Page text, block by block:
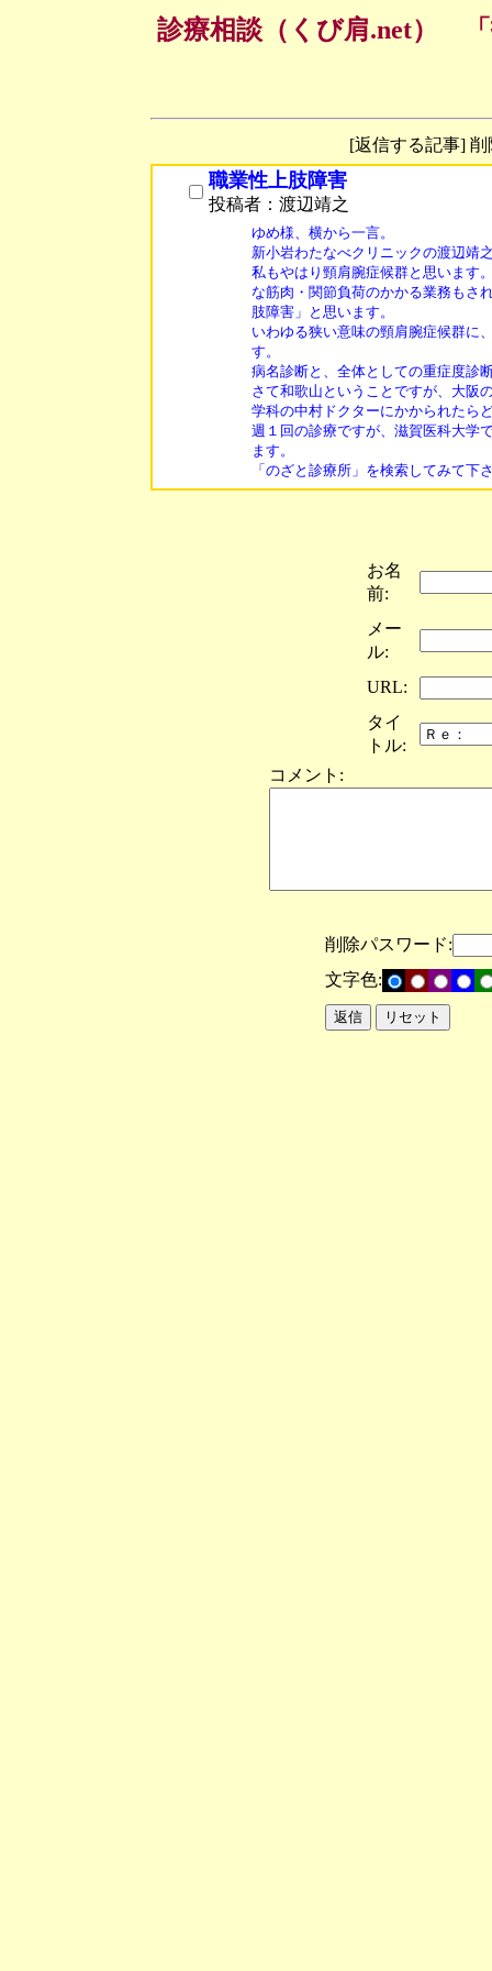
診療相談（くび肩.net）
[返信する記事]
職業性上肢障害
投稿者：渡辺靖之
ゆめ様、横から一言。
新小岩わたなべクリニックの渡辺靖
私もやはり頸肩腕症候群と思います
な筋肉・関節負荷のかかる業務もさ
肢障害」と思います。
いわゆる狭い意味の頸肩腕症候群に
す。
病名診断と、全体としての重症度診
さて和歌山ということですが、大阪
学科の中村ドクターにかかられたら
週１回の診療ですが、滋賀医科大学
ます。
お名
前:
メー
ル:
URL:
タイ
トル:
コメント:
削除パスワード:
文字色: